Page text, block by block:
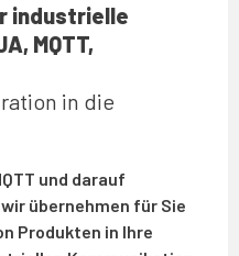
industrielle
MQTT,
in die
und darauf
übernehmen für Sie
Produkten in Ihre